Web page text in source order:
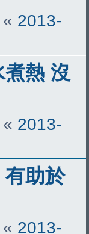
« 2013-
熱 沒
« 2013-
助於
« 2013-